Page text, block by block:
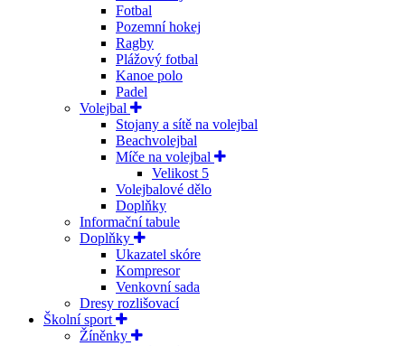
Fotbal
Pozemní hokej
Ragby
Plážový fotbal
Kanoe polo
Padel
Volejbal
Stojany a sítě na volejbal
Beachvolejbal
Míče na volejbal
Velikost 5
Volejbalové dělo
Doplňky
Informační tabule
Doplňky
Ukazatel skóre
Kompresor
Venkovní sada
Dresy rozlišovací
Školní sport
Žíněnky